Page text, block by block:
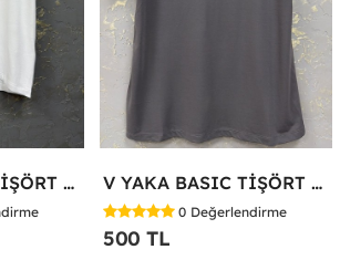
V YAKA BASIC TİŞÖRT Beyaz V YAKA BASIC TİŞÖRT Antrasit
0 Değerlendirme
500 TL